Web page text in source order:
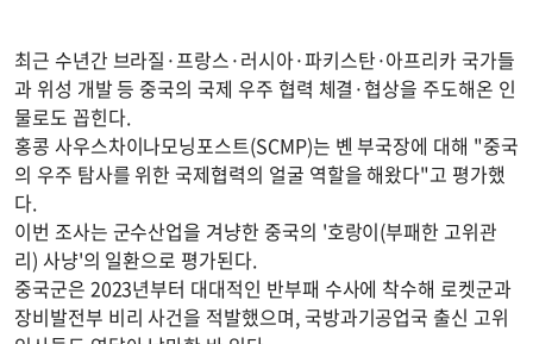
최근 수년간 브라질·프랑스·러시아·파키스탄·아프리카 국가들
과 위성 개발 등 중국의 국제 우주 협력 체결·협상을 주도해온 인
물로도 꼽힌다.
홍콩 사우스차이나모닝포스트(SCMP)는 볜 부국장에 대해 "중국
의 우주 탐사를 위한 국제협력의 얼굴 역할을 해왔다"고 평가했
다.
이번 조사는 군수산업을 겨냥한 중국의 '호랑이(부패한 고위관
리) 사냥'의 일환으로 평가된다.
중국군은 2023년부터 대대적인 반부패 수사에 착수해 로켓군과
장비발전부 비리 사건을 적발했으며, 국방과기공업국 출신 고위